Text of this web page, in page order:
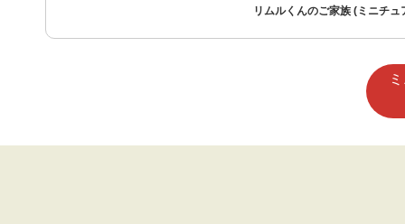
リムルくんのご家族 (ミニチュ